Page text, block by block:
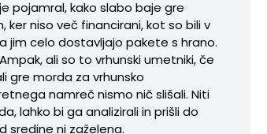
pojamral, kako slabo baje gre
ker niso več financirani, kot so bili v
jim celo dostavljajo pakete s hrano.
ali so to vrhunski umetniki, če
gre morda za vrhunsko
namreč nismo nič slišali. Niti
lahko bi ga analizirali in prišli do
sredine ni zaželena.